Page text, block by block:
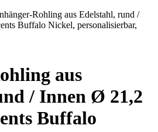
Rohling aus Edelstahl, rund /
Buffalo Nickel, personalisierbar,
aus
/ Innen Ø 21,2
Buffalo